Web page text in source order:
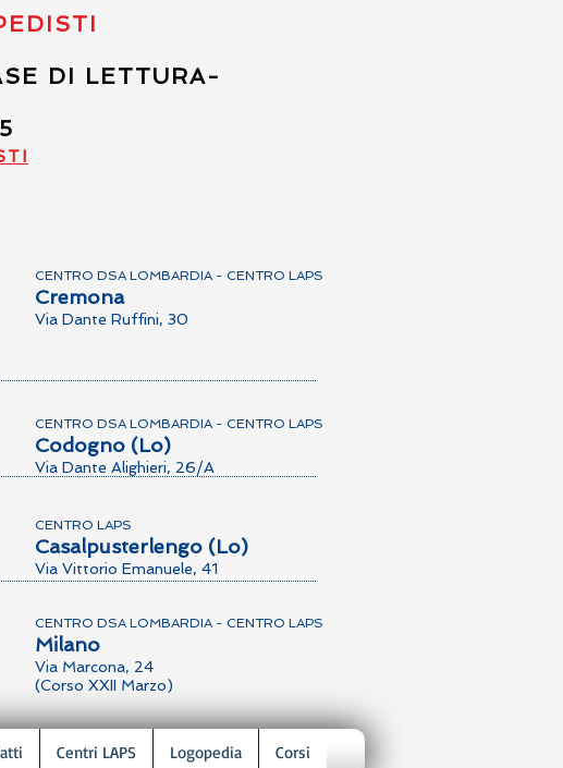
DI LETTURA-
CENTRO DSA LOMBARDIA - CENTRO LAPS
Cremona
Via Dante Ruffini, 30
CENTRO DSA LOMBARDIA - CENTRO LAPS
Codogno (Lo)
Via Dante Alighieri, 26/A
CENTRO LAPS
Casalpusterlengo (Lo)
Via Vittorio Emanuele, 41
CENTRO DSA LOMBARDIA - CENTRO LAPS
Milano
Via Marcona, 24
(Corso XXII Marzo)
Centri LAPS Logopedia Corsi